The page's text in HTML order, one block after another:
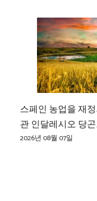
스페인 농업을 재
관 인달레시오 당곤
2026년 08월 07일